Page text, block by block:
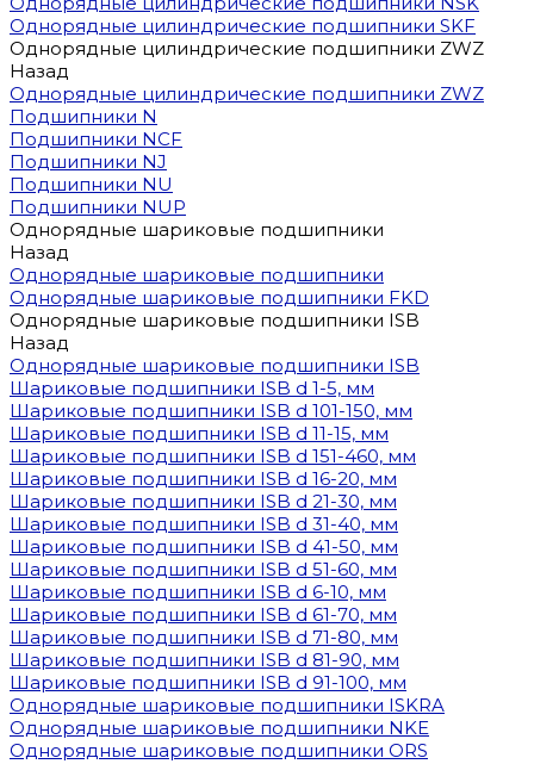
Однорядные цилиндрические подшипники SKF
Однорядные цилиндрические подшипники ZWZ
Назад
Однорядные цилиндрические подшипники ZWZ
Подшипники N
Подшипники NCF
Подшипники NJ
Подшипники NU
Подшипники NUP
Однорядные шариковые подшипники
Назад
Однорядные шариковые подшипники
Однорядные шариковые подшипники FKD
Однорядные шариковые подшипники ISB
Назад
Однорядные шариковые подшипники ISB
Шариковые подшипники ISB d 1-5, мм
Шариковые подшипники ISB d 101-150, мм
Шариковые подшипники ISB d 11-15, мм
Шариковые подшипники ISB d 151-460, мм
Шариковые подшипники ISB d 16-20, мм
Шариковые подшипники ISB d 21-30, мм
Шариковые подшипники ISB d 31-40, мм
Шариковые подшипники ISB d 41-50, мм
Шариковые подшипники ISB d 51-60, мм
Шариковые подшипники ISB d 6-10, мм
Шариковые подшипники ISB d 61-70, мм
Шариковые подшипники ISB d 71-80, мм
Шариковые подшипники ISB d 81-90, мм
Шариковые подшипники ISB d 91-100, мм
Однорядные шариковые подшипники ISKRA
Однорядные шариковые подшипники NKE
Однорядные шариковые подшипники ORS